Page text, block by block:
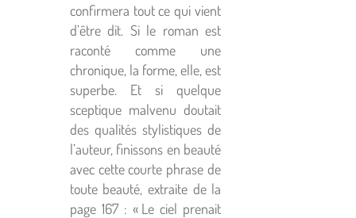
confirmera tout ce qui vient
d’être dit. Si le roman est
raconté comme une
chronique, la forme, elle, est
superbe. Et si quelque
sceptique malvenu doutait
des qualités stylistiques de
l’auteur, finissons en beauté
avec cette courte phrase de
toute beauté, extraite de la
page 167 : « Le ciel prenait